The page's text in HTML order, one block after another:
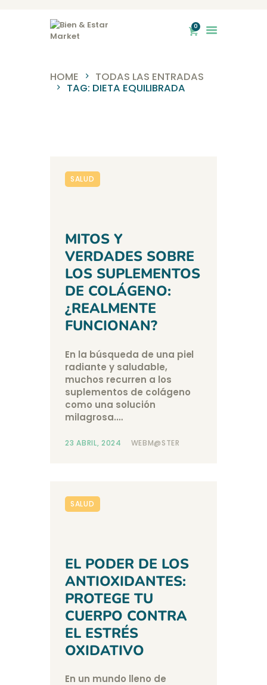
0
HOME
TODAS LAS ENTRADAS
TAG: DIETA EQUILIBRADA
INICIO
BLOG
CONTACTO
SALUD
MITOS Y
VERDADES SOBRE
LOS SUPLEMENTOS
DE COLÁGENO:
¿REALMENTE
FUNCIONAN?
En la búsqueda de una piel
radiante y saludable,
muchos recurren a los
suplementos de colágeno
como una solución
milagrosa.…
23 ABRIL, 2024 WEBM@STER
SALUD
EL PODER DE LOS
ANTIOXIDANTES:
PROTEGE TU
CUERPO CONTRA
EL ESTRÉS
OXIDATIVO
En un mundo lleno de